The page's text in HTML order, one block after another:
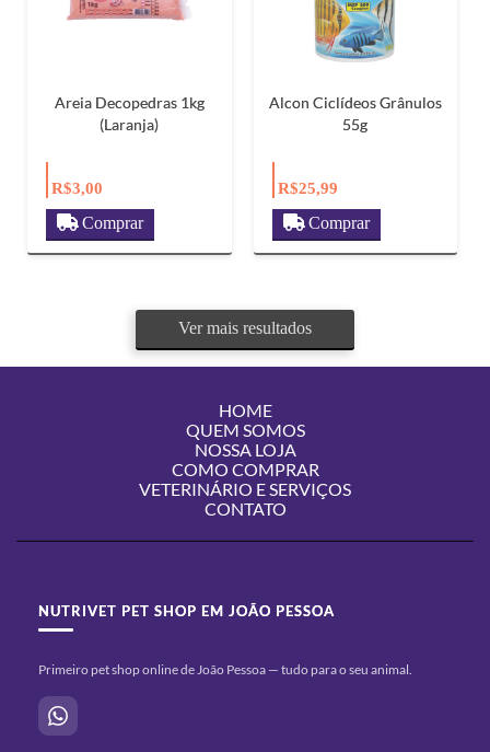
Areia Decopedras 1kg
(Laranja)
R$3,00
Comprar
Alcon Ciclídeos Grânulos
55g
R$25,99
Comprar
Ver mais resultados
HOME
QUEM SOMOS
NOSSA LOJA
COMO COMPRAR
VETERINÁRIO E SERVIÇOS
CONTATO
NUTRIVET PET SHOP EM JOÃO PESSOA
Primeiro pet shop online de João Pessoa — tudo para o seu animal.